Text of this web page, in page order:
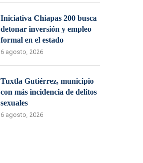
Iniciativa Chiapas 200 busca
detonar inversión y empleo
formal en el estado
6 agosto, 2026
Tuxtla Gutiérrez, municipio
con más incidencia de delitos
sexuales
6 agosto, 2026